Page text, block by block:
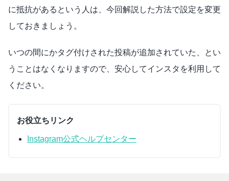
に抵抗があるという人は、今回解説した方法で設定を変更
しておきましょう。
いつの間にかタグ付けされた投稿が追加されていた、とい
うことはなくなりますので、安心してインスタを利用して
ください。
お役立ちリンク
Instagram公式ヘルプセンター